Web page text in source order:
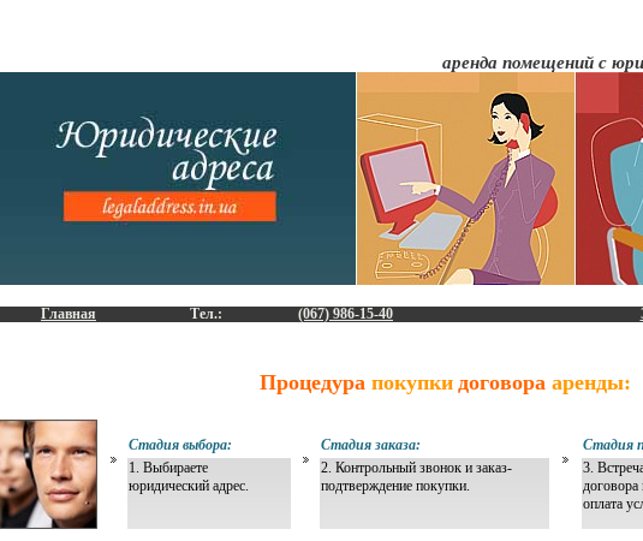
аренда помещений с
Главная Тел.: (067) 986-15-40
Процедурапокупки договорааренды:
Стадия выбора: Стадия заказа:
Стадия
1. Выбираете
юридический адрес.
2. Контрольный звонок и заказ-
подтверждение покупки.
3.
договора
оплата